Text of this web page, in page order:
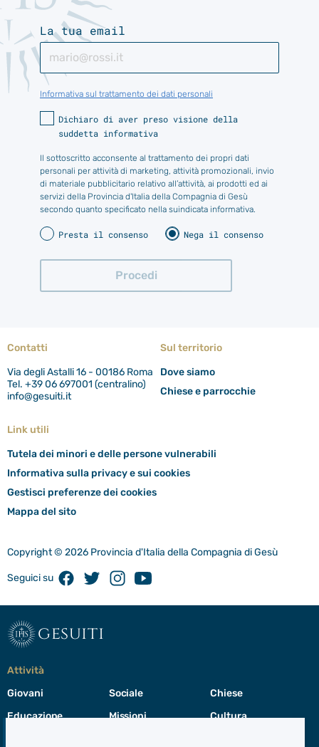
La tua email
Informativa sul trattamento dei dati personali
Dichiaro di aver preso visione della
suddetta informativa
Il sottoscritto acconsente al trattamento dei propri dati
personali per attività di marketing, attività promozionali, invio
di materiale pubblicitario relativo all’attività, ai prodotti ed ai
servizi della Provincia d'Italia della Compagnia di Gesù
secondo quanto specificato nella suindicata informativa.
Presta il consenso Nega il consenso
Contatti
Via degli Astalli 16 - 00186 Roma
Tel. +39 06 697001 (centralino)
info@gesuiti.it
Sul territorio
Dove siamo
Chiese e parrocchie
Link utili
Tutela dei minori e delle persone vulnerabili
Informativa sulla privacy e sui cookies
Gestisci preferenze dei cookies
Mappa del sito
Copyright © 2026 Provincia d'Italia della Compagnia di Gesù
Seguici su FacebookTwitterInstagramYoutube
gesuiti
Attività
Giovani
Educazione
Sociale
Missioni
Chiese
Cultura